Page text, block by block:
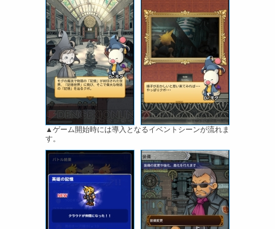
▲ゲーム開始時には導入となるイベントシーンが流れま
す。